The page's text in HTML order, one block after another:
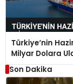
Türkiye’nin
Milyar Dolara
Son Dakika